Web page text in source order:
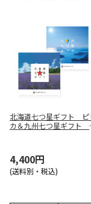
北海道七つ星ギフト ピ
カ＆九州七つ星ギフト
4,400円
(送料別・税込)